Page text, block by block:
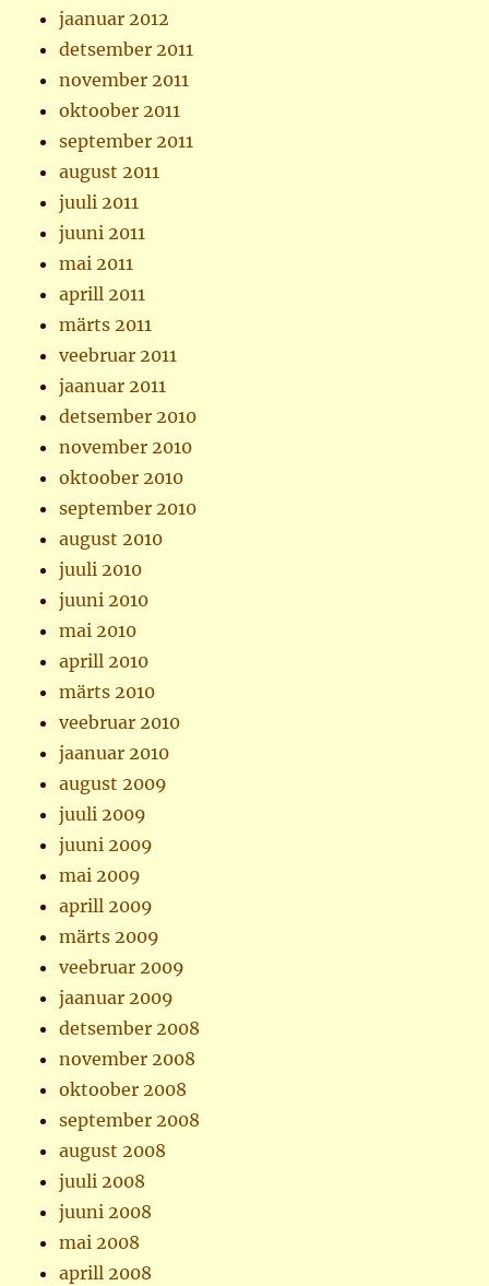
jaanuar 2012
detsember 2011
november 2011
oktoober 2011
september 2011
august 2011
juuli 2011
juuni 2011
mai 2011
aprill 2011
märts 2011
veebruar 2011
jaanuar 2011
detsember 2010
november 2010
oktoober 2010
september 2010
august 2010
juuli 2010
juuni 2010
mai 2010
aprill 2010
märts 2010
veebruar 2010
jaanuar 2010
august 2009
juuli 2009
juuni 2009
mai 2009
aprill 2009
märts 2009
veebruar 2009
jaanuar 2009
detsember 2008
november 2008
oktoober 2008
september 2008
august 2008
juuli 2008
juuni 2008
mai 2008
aprill 2008